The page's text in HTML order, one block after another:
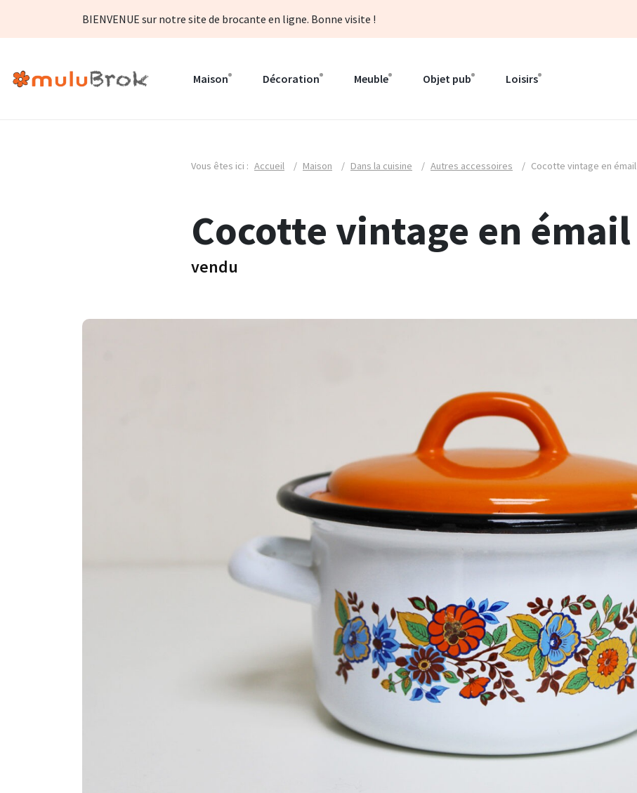
BIENVENUE sur notre site de brocante en ligne. Bonne visite !
Maison Décoration Meuble Objet pub Loisirs
Vous êtes ici : Accueil / Maison / Dans la cuisine / Autres accessoires / Cocotte vintage en émail
Cocotte vintage en émail
vendu